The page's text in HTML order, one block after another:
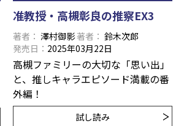
准教授・高槻彰良の推察EX3
著者 澤村御影著者
鈴木次郎
発売日
2025年03月22日
高槻ファミリーの大切な「思い出」
と、推しキャラエピソード満載の番
外編！
試し読み